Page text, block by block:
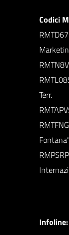
Codici
Terr.
Fontana”